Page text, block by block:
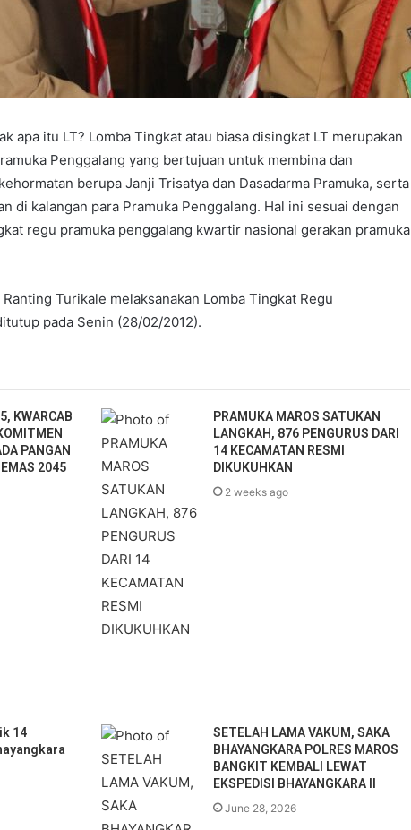
apa itu LT? Lomba Tingkat atau biasa disingkat LT merupakan
Penggalang yang bertujuan untuk membina dan
berupa Janji Trisatya dan Dasadarma Pramuka, serta
di kalangan para Pramuka Penggalang. Hal ini sesuai dengan
regu pramuka penggalang kwartir nasional gerakan pramuka
Turikale melaksanakan Lomba Tingkat Regu
pada Senin (28/02/2012).
KWARCAB
PANGAN
2045
PRAMUKA MAROS SATUKAN
LANGKAH, 876 PENGURUS DARI
14 KECAMATAN RESMI
DIKUKUHKAN
2 weeks ago
14
SETELAH LAMA VAKUM, SAKA
BHAYANGKARA POLRES MAROS
BANGKIT KEMBALI LEWAT
EKSPEDISI BHAYANGKARA II
June 28, 2026